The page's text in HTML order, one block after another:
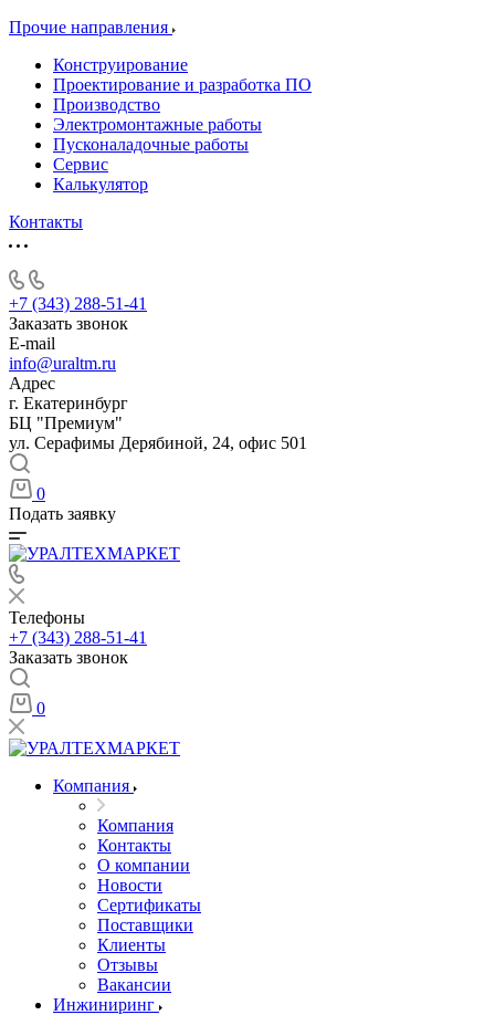
Прочие направления
Конструирование
Проектирование и разработка ПО
Производство
Электромонтажные работы
Пусконаладочные работы
Сервис
Калькулятор
Контакты
+7 (343) 288-51-41
Заказать звонок
E-mail
info@uraltm.ru
Адрес
г. Екатеринбург
БЦ "Премиум"
ул. Серафимы Дерябиной, 24, офис 501
0
Подать заявку
Телефоны
+7 (343) 288-51-41
Заказать звонок
0
Компания
Компания
Контакты
О компании
Новости
Сертификаты
Поставщики
Клиенты
Отзывы
Вакансии
Инжиниринг